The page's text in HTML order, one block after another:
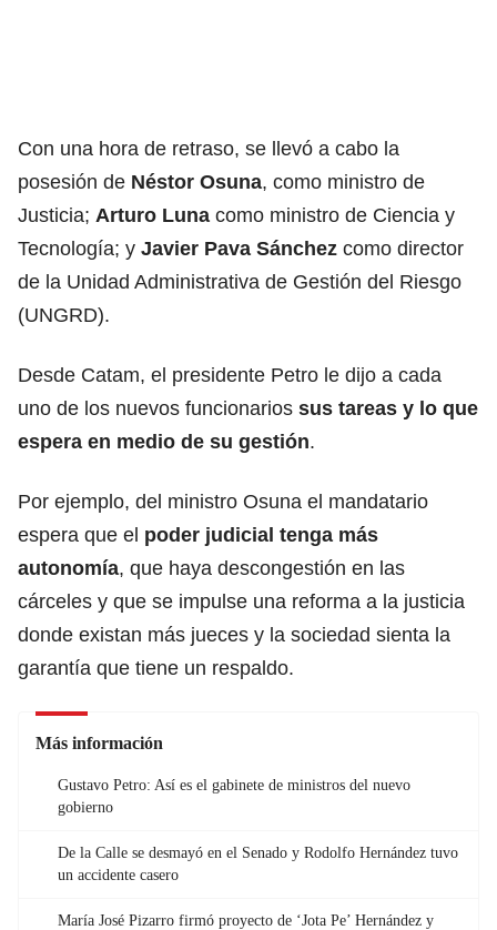
Con una hora de retraso, se llevó a cabo la
posesión de Néstor Osuna, como ministro de
Justicia; Arturo Luna como ministro de Ciencia y
Tecnología; y Javier Pava Sánchez como director
de la Unidad Administrativa de Gestión del Riesgo
(UNGRD).
Desde Catam, el presidente Petro le dijo a cada
uno de los nuevos funcionarios sus tareas y lo que
espera en medio de su gestión.
Por ejemplo, del ministro Osuna el mandatario
espera que el poder judicial tenga más
autonomía, que haya descongestión en las
cárceles y que se impulse una reforma a la justicia
donde existan más jueces y la sociedad sienta la
garantía que tiene un respaldo.
Más información
Gustavo Petro: Así es el gabinete de ministros del nuevo
gobierno
De la Calle se desmayó en el Senado y Rodolfo Hernández tuvo
un accidente casero
María José Pizarro firmó proyecto de ‘Jota Pe’ Hernández y